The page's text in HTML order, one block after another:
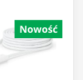
Nowość